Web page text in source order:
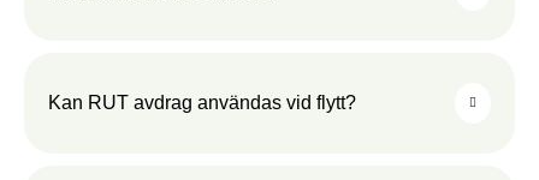
Kan RUT avdrag användas vid flytt?